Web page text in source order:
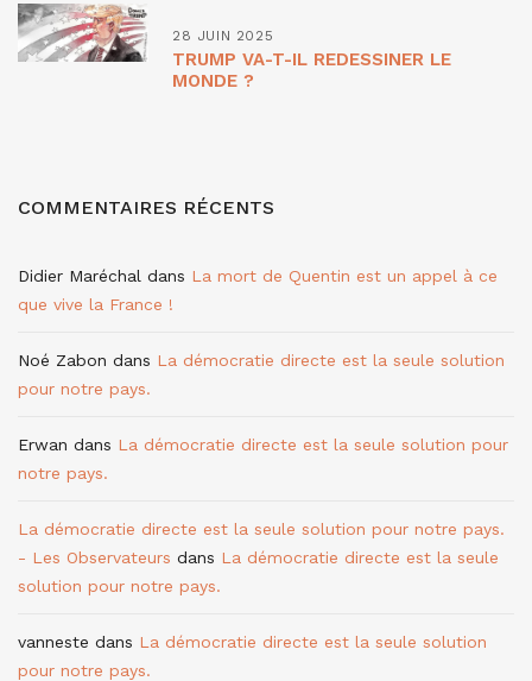
28 JUIN 2025
TRUMP VA-T-IL REDESSINER LE
MONDE ?
COMMENTAIRES RÉCENTS
Didier Maréchal dans La mort de Quentin est un appel à ce
que vive la France !
Noé Zabon dans La démocratie directe est la seule solution
pour notre pays.
Erwan dans La démocratie directe est la seule solution pour
notre pays.
La démocratie directe est la seule solution pour notre pays.
- Les Observateurs dans La démocratie directe est la seule
solution pour notre pays.
vanneste dans La démocratie directe est la seule solution
pour notre pays.